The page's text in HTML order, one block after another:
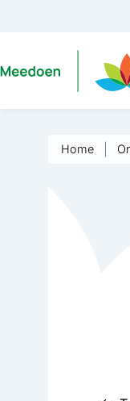
Home